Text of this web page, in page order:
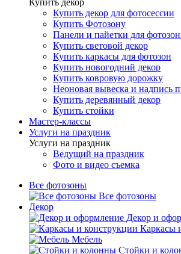
Купить декор
Купить декор для фотосессии
Купить Фотозону
Панели и пайетки для
Купить световой декор
Купить каркасы для фотозон
Купить новогодний декор
Купить ковровую дорожку
Неоновая вывеска и надпись
Купить деревянный декор
Купить стойки
Мастер-классы
Услуги на праздник
Услуги на праздник
Ведущий на праздник
Фото и видео съемка
Все фотозоны
Все фотозоны
Декор
Декор и
Каркасы
Мебель
Стойки и